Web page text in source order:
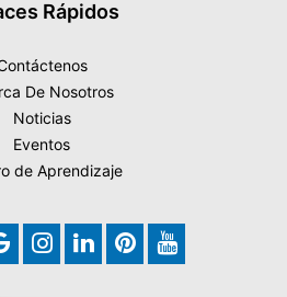
Rápidos
De Nosotros
Noticias
Eventos
de Aprendizaje